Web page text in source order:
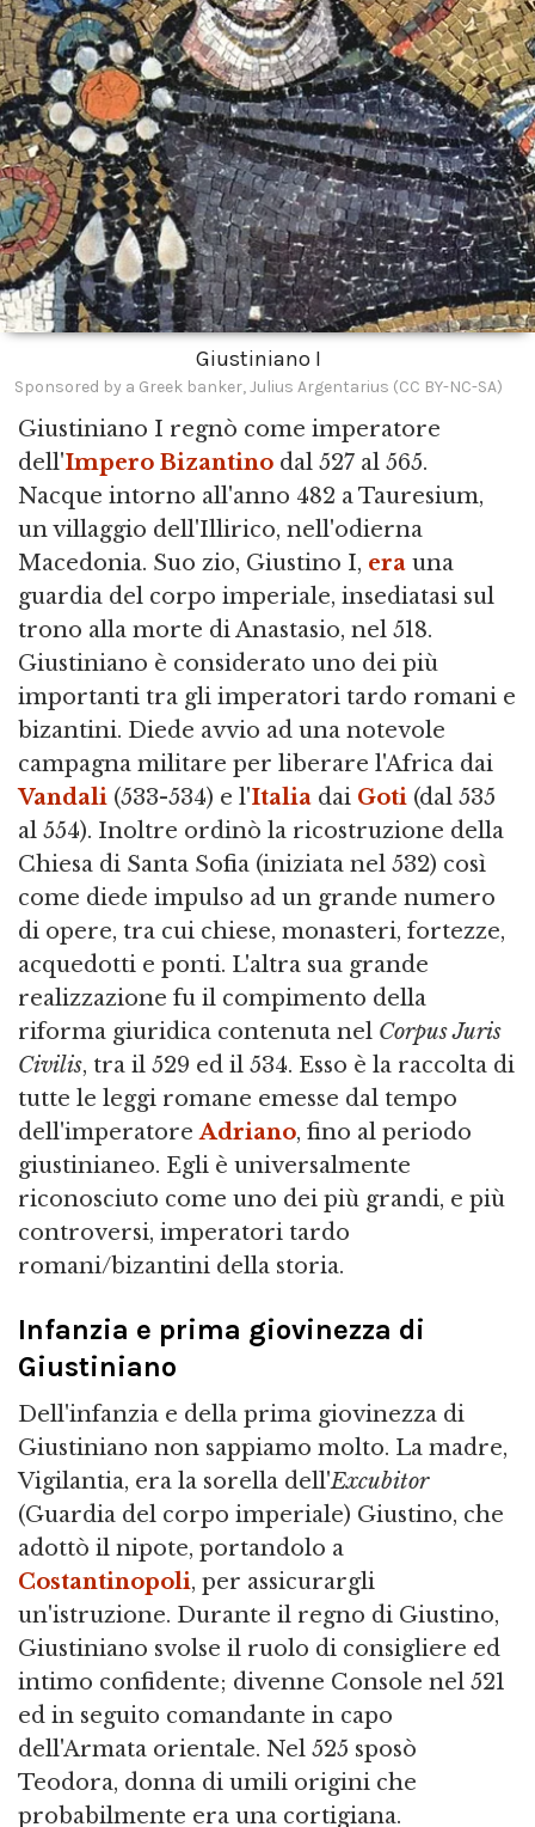
Giustiniano I
Sponsored by a Greek banker, Julius Argentarius (CC BY-NC-SA)
Giustiniano I regnò come imperatore
dell'Impero Bizantino dal 527 al 565.
Nacque intorno all'anno 482 a Tauresium,
un villaggio dell'Illirico, nell'odierna
Macedonia. Suo zio, Giustino I, era una
guardia del corpo imperiale, insediatasi sul
trono alla morte di Anastasio, nel 518.
Giustiniano è considerato uno dei più
importanti tra gli imperatori tardo romani e
bizantini. Diede avvio ad una notevole
campagna militare per liberare l'Africa dai
Vandali (533-534) e l'Italia dai Goti (dal 535
al 554). Inoltre ordinò la ricostruzione della
Chiesa di Santa Sofia (iniziata nel 532) così
come diede impulso ad un grande numero
di opere, tra cui chiese, monasteri, fortezze,
acquedotti e ponti. L'altra sua grande
realizzazione fu il compimento della
riforma giuridica contenuta nel Corpus Juris
Civilis, tra il 529 ed il 534. Esso è la raccolta di
tutte le leggi romane emesse dal tempo
dell'imperatoreAdriano, fino al periodo
giustinianeo. Egli è universalmente
riconosciuto come uno dei più grandi, e più
controversi, imperatori tardo
romani/bizantini della storia.
Infanzia e prima giovinezza di
Giustiniano
Dell'infanzia e della prima giovinezza di
Giustiniano non sappiamo molto. La madre,
Vigilantia, era la sorella dell'Excubitor
(Guardia del corpo imperiale) Giustino, che
adottò il nipote, portandolo a
Costantinopoli, per assicurargli
un'istruzione. Durante il regno di Giustino,
Giustiniano svolse il ruolo di consigliere ed
intimo confidente; divenne Console nel 521
ed in seguito comandante in capo
dell'Armata orientale. Nel 525 sposò
Teodora, donna di umili origini che
probabilmente era una cortigiana.